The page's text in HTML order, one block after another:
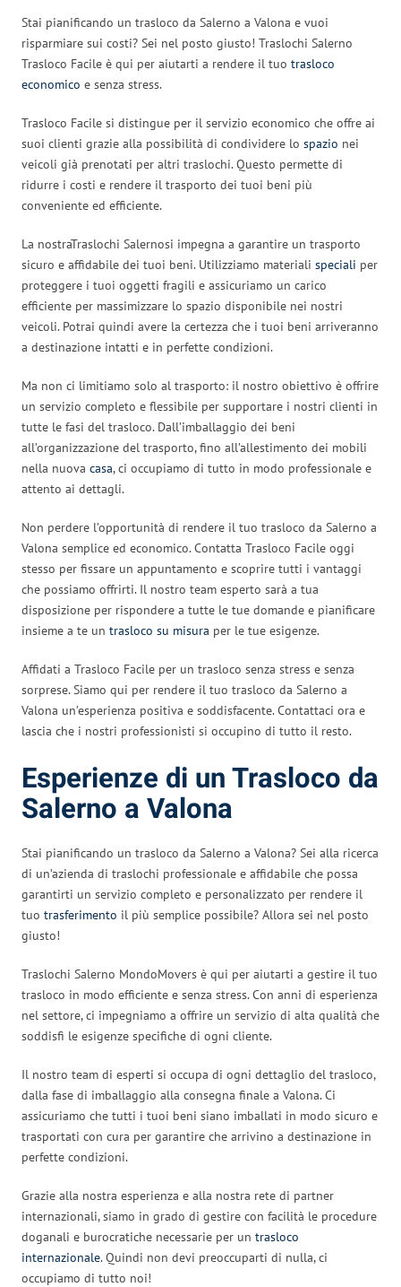
Stai pianificando un trasloco da Salerno a Valona e vuoi
risparmiare sui costi? Sei nel posto giusto! Traslochi Salerno
Trasloco Facile è qui per aiutarti a rendere il tuo trasloco
economico e senza stress.
Trasloco Facile si distingue per il servizio economico che offre ai
suoi clienti grazie alla possibilità di condividere lo spazio nei
veicoli già prenotati per altri traslochi. Questo permette di
ridurre i costi e rendere il trasporto dei tuoi beni più
conveniente ed efficiente.
La nostraTraslochi Salernosi impegna a garantire un trasporto
sicuro e affidabile dei tuoi beni. Utilizziamo materiali speciali per
proteggere i tuoi oggetti fragili e assicuriamo un carico
efficiente per massimizzare lo spazio disponibile nei nostri
veicoli. Potrai quindi avere la certezza che i tuoi beni arriveranno
a destinazione intatti e in perfette condizioni.
Ma non ci limitiamo solo al trasporto: il nostro obiettivo è offrire
un servizio completo e flessibile per supportare i nostri clienti in
tutte le fasi del trasloco. Dall’imballaggio dei beni
all’organizzazione del trasporto, fino all’allestimento dei mobili
nella nuova casa, ci occupiamo di tutto in modo professionale e
attento ai dettagli.
Non perdere l’opportunità di rendere il tuo trasloco da Salerno a
Valona semplice ed economico. Contatta Trasloco Facile oggi
stesso per fissare un appuntamento e scoprire tutti i vantaggi
che possiamo offrirti. Il nostro team esperto sarà a tua
disposizione per rispondere a tutte le tue domande e pianificare
insieme a te un trasloco su misura per le tue esigenze.
Affidati a Trasloco Facile per un trasloco senza stress e senza
sorprese. Siamo qui per rendere il tuo trasloco da Salerno a
Valona un’esperienza positiva e soddisfacente. Contattaci ora e
lascia che i nostri professionisti si occupino di tutto il resto.
Esperienze di un Trasloco da
Salerno a Valona
Stai pianificando un trasloco da Salerno a Valona? Sei alla ricerca
di un’azienda di traslochi professionale e affidabile che possa
garantirti un servizio completo e personalizzato per rendere il
tuo trasferimento il più semplice possibile? Allora sei nel posto
giusto!
Traslochi Salerno MondoMovers è qui per aiutarti a gestire il tuo
trasloco in modo efficiente e senza stress. Con anni di esperienza
nel settore, ci impegniamo a offrire un servizio di alta qualità che
soddisfi le esigenze specifiche di ogni cliente.
Il nostro team di esperti si occupa di ogni dettaglio del trasloco,
dalla fase di imballaggio alla consegna finale a Valona. Ci
assicuriamo che tutti i tuoi beni siano imballati in modo sicuro e
trasportati con cura per garantire che arrivino a destinazione in
perfette condizioni.
Grazie alla nostra esperienza e alla nostra rete di partner
internazionali, siamo in grado di gestire con facilità le procedure
doganali e burocratiche necessarie per un trasloco
internazionale. Quindi non devi preoccuparti di nulla, ci
occupiamo di tutto noi!